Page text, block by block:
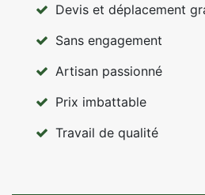
Devis et déplacement
Sans engagement
Artisan passionné
Prix imbattable
Travail de qualité